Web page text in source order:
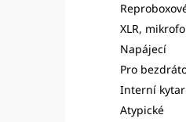
XLR,
Napájecí
Pro
Interní
Atypické